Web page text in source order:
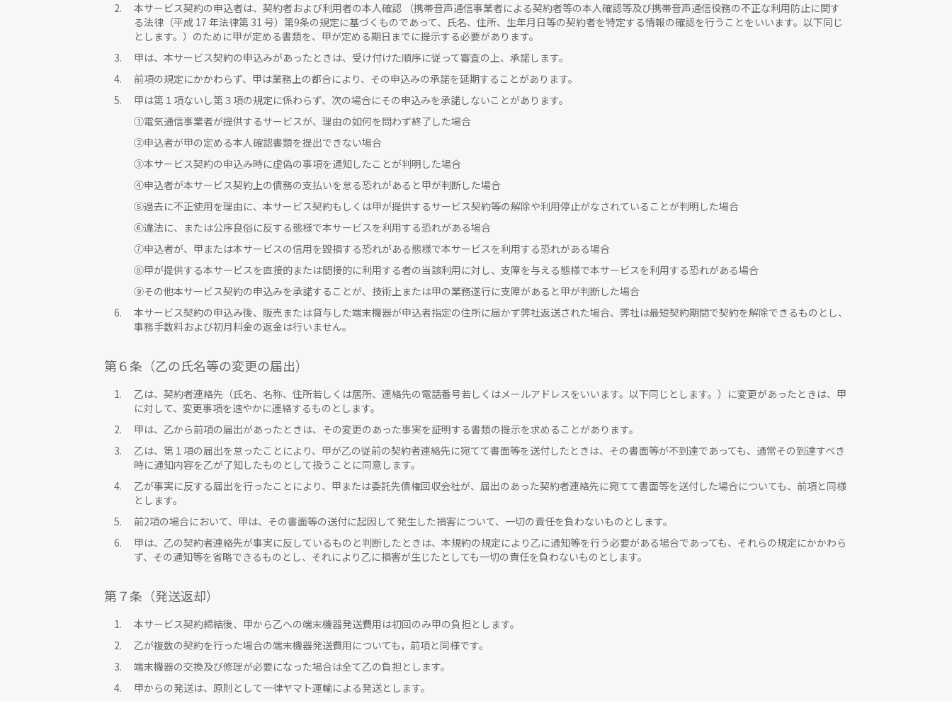
本サービス契約の申込者は、契約者および利用者の本人確認 （携帯音声通信事業者による契約者等の本人確認等及び携帯音声通信役務の不正な利用防止に関す
る法律（平成 17 年法律第 31 号）第9条の規定に基づくものであって、氏名、住所、生年月日等の契約者を特定する情報の確認を行うことをいいます。以下同じ
とします。）のために甲が定める書類を、甲が定める期日までに提示する必要があります。
甲は、本サービス契約の申込みがあったときは、受け付けた順序に従って審査の上、承諾します。
前項の規定にかかわらず、甲は業務上の都合により、その申込みの承諾を延期することがあります。
甲は第１項ないし第３項の規定に係わらず、次の場合にその申込みを承諾しないことがあります。
①電気通信事業者が提供するサービスが、理由の如何を問わず終了した場合
②申込者が甲の定める本人確認書類を提出できない場合
③本サービス契約の申込み時に虚偽の事項を通知したことが判明した場合
④申込者が本サービス契約上の債務の支払いを怠る恐れがあると甲が判断した場合
⑤過去に不正使用を理由に、本サービス契約もしくは甲が提供するサービス契約等の解除や利用停止がなされていることが判明した場合
⑥違法に、または公序良俗に反する態様で本サービスを利用する恐れがある場合
⑦申込者が、甲または本サービスの信用を毀損する恐れがある態様で本サービスを利用する恐れがある場合
⑧甲が提供する本サービスを直接的または間接的に利用する者の当該利用に対し、支障を与える態様で本サービスを利用する恐れがある場合
⑨その他本サービス契約の申込みを承諾することが、技術上または甲の業務遂行に支障があると甲が判断した場合
本サービス契約の申込み後、販売または貸与した端末機器が申込者指定の住所に届かず弊社返送された場合、弊社は最短契約期間で契約を解除できるものとし、
事務手数料および初月料金の返金は行いません。
第６条（乙の氏名等の変更の届出）
乙は、契約者連絡先（氏名、名称、住所若しくは居所、連絡先の電話番号若しくはメールアドレスをいいます。以下同じとします。）に変更があったときは、甲
に対して、変更事項を速やかに連絡するものとします。
甲は、乙から前項の届出があったときは、その変更のあった事実を証明する書類の提示を求めることがあります。
乙は、第１項の届出を怠ったことにより、甲が乙の従前の契約者連絡先に宛てて書面等を送付したときは、その書面等が不到達であっても、通常その到達すべき
時に通知内容を乙が了知したものとして扱うことに同意します。
乙が事実に反する届出を行ったことにより、甲または委託先債権回収会社が、届出のあった契約者連絡先に宛てて書面等を送付した場合についても、前項と同様
とします。
前2項の場合において、甲は、その書面等の送付に起因して発生した損害について、一切の責任を負わないものとします。
甲は、乙の契約者連絡先が事実に反しているものと判断したときは、本規約の規定により乙に通知等を行う必要がある場合であっても、それらの規定にかかわら
ず、その通知等を省略できるものとし、それにより乙に損害が生じたとしても一切の責任を負わないものとします。
第７条（発送返却）
本サービス契約締結後、甲から乙への端末機器発送費用は初回のみ甲の負担とします。
乙が複数の契約を行った場合の端末機器発送費用についても，前項と同様です。
端末機器の交換及び修理が必要になった場合は全て乙の負担とします。
甲からの発送は、原則として一律ヤマト運輸による発送とします。